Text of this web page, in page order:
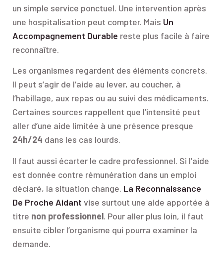
un simple service ponctuel. Une intervention après
une hospitalisation peut compter. Mais Un
Accompagnement Durable reste plus facile à faire
reconnaître.
Les organismes regardent des éléments concrets.
Il peut s’agir de l’aide au lever, au coucher, à
l’habillage, aux repas ou au suivi des médicaments.
Certaines sources rappellent que l’intensité peut
aller d’une aide limitée à une présence presque
24h/24 dans les cas lourds.
Il faut aussi écarter le cadre professionnel. Si l’aide
est donnée contre rémunération dans un emploi
déclaré, la situation change. La Reconnaissance
De Proche Aidant vise surtout une aide apportée à
titre non professionnel. Pour aller plus loin, il faut
ensuite cibler l’organisme qui pourra examiner la
demande.